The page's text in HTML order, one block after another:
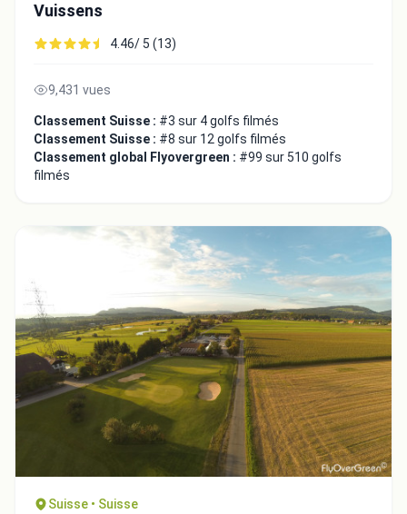
Vuissens
4.46/ 5 (13)
9,431 vues
Classement Suisse : #3 sur 4 golfs filmés
Classement Suisse : #8 sur 12 golfs filmés
Classement global Flyovergreen : #99 sur 510 golfs
filmés
Suisse • Suisse